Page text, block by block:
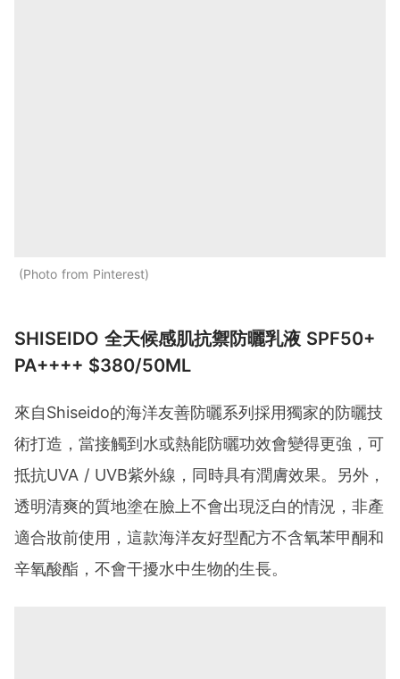
Photo from Pinterest
SHISEIDO 全天候感肌抗禦防曬乳液 SPF50+
PA++++ $380/50ML
來自Shiseido的海洋友善防曬系列採用獨家的防曬技
術打造，當接觸到水或熱能防曬功效會變得更強，可
抵抗UVA / UVB紫外線，同時具有潤膚效果。另外，
透明清爽的質地塗在臉上不會出現泛白的情況，非產
適合妝前使用，這款海洋友好型配方不含氧苯甲酮和
辛氧酸酯，不會干擾水中生物的生長。